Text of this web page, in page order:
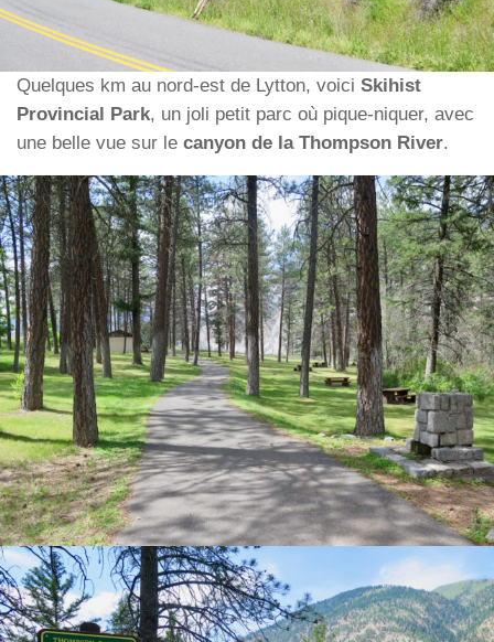
Quelques km au nord-est de Lytton, voici Skihist
Provincial Park, un joli petit parc où pique-niquer, avec
une belle vue sur le canyon de la Thompson River.